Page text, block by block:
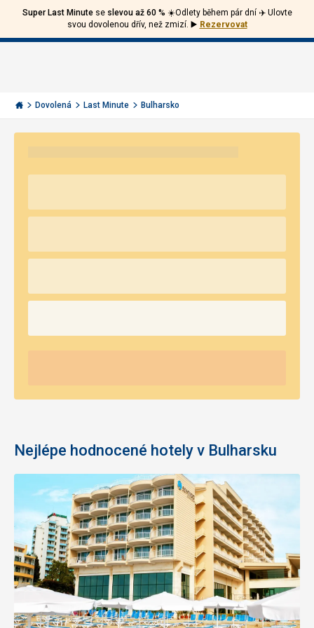
Jít
Invia.cz
Volejte
226
000
Přihlásit
se
Dovolená Last Minute Bulharsko
Nejlépe hodnocené hotely v Bulharsku
Super Last Minutese slevou až 60 % ☀️Odlety během pár dní ✈️ Ulovte
svou dovolenou dřív, než zmizí. ▶️ Rezervovat